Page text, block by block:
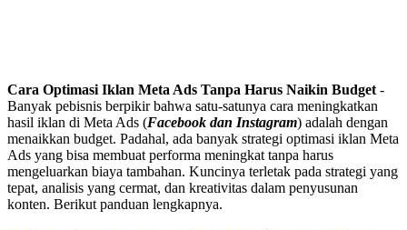
Cara Optimasi Iklan Meta Ads Tanpa Harus Naikin Budget -
Banyak pebisnis berpikir bahwa satu-satunya cara meningkatkan
hasil iklan di Meta Ads (Facebook dan Instagram) adalah dengan
menaikkan budget. Padahal, ada banyak strategi optimasi iklan Meta
Ads yang bisa membuat performa meningkat tanpa harus
mengeluarkan biaya tambahan. Kuncinya terletak pada strategi yang
tepat, analisis yang cermat, dan kreativitas dalam penyusunan
konten. Berikut panduan lengkapnya.